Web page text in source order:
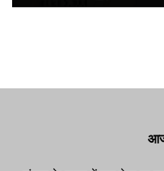
आज